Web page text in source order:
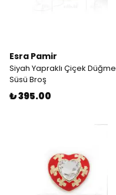
Esra Pamir
Siyah Yapraklı Çiçek Düğme
Süsü Broş
₺ 395.00